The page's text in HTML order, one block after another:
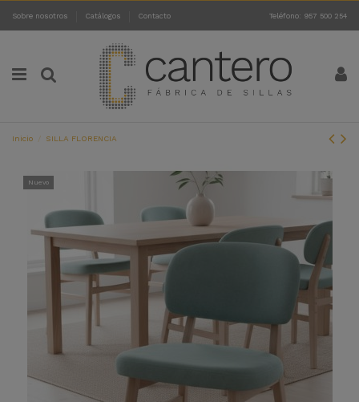
Sobre nosotros Catálogos Contacto Teléfono: 957 500 254
Inicio SILLA FLORENCIA
Nuevo